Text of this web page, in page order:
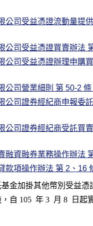
公司受益憑證流動量提
公司受益憑證買賣辦法
公司受益憑證辦理申購
公司營業細則 第 50-2
公司證券經紀商申報委
公司證券經紀商受託買
融資融券業務操作辦法
款項操作辦法 第 2、16
金加掛其他幣別受益憑